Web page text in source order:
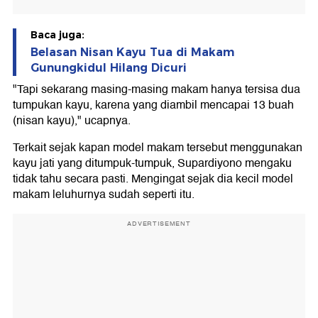
Baca juga:
Belasan Nisan Kayu Tua di Makam
Gunungkidul Hilang Dicuri
"Tapi sekarang masing-masing makam hanya tersisa dua
tumpukan kayu, karena yang diambil mencapai 13 buah
(nisan kayu)," ucapnya.
Terkait sejak kapan model makam tersebut menggunakan
kayu jati yang ditumpuk-tumpuk, Supardiyono mengaku
tidak tahu secara pasti. Mengingat sejak dia kecil model
makam leluhurnya sudah seperti itu.
ADVERTISEMENT